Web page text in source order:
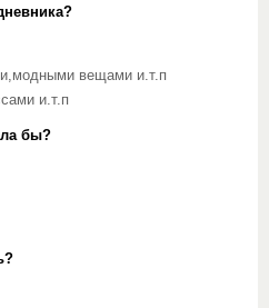
вещами и.т.п
и.т.п
бы?